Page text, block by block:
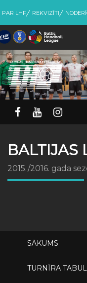
PAR LHF REKVIZĪTI
BALTIJAS
2015./2016. gada
SĀKUMS
TURNĪRA